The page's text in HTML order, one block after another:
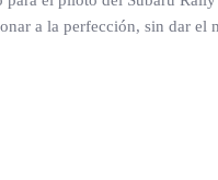
a la perfección, sin dar